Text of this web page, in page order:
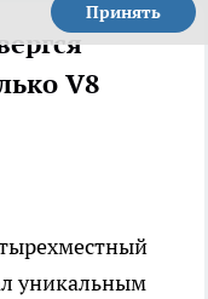
Принять
V8
уникальным